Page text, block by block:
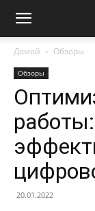
Домой Обзоры
Обзоры
20.01.2022